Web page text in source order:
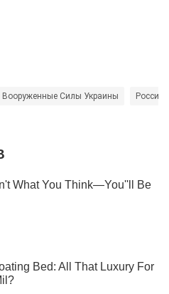
Вооруженные Силы Украины Россия